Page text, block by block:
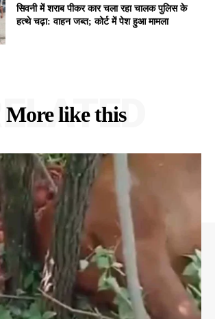
सिवनी में शराब पीकर कार चला रहा चालक पुलिस के
हत्थे चढ़ा: वाहन जब्त; कोर्ट में पेश हुआ मामला
More like this
RELATED